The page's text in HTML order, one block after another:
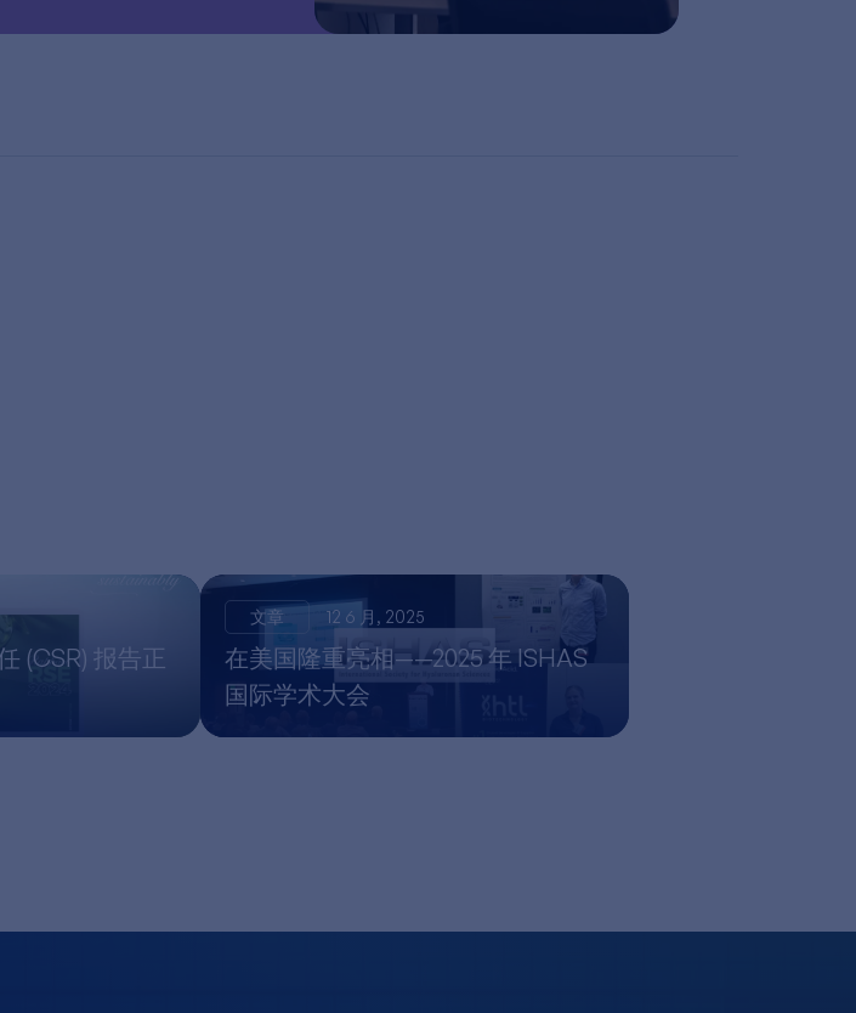
(CSR) 报告正
文章 12 6 月, 2025
在美国隆重亮相——2025 年 ISHAS
国际学术大会